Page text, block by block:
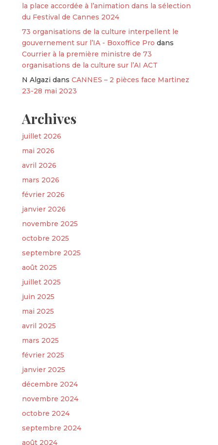
la place accordée à l’animation dans la sélection
du Festival de Cannes 2024
73 organisations de la culture interpellent le
gouvernement sur l’IA - Boxoffice Pro dans
Courrier à la première ministre de 73
organisations de la culture sur l’AI ACT
N Algazi dans CANNES – 2 pièces face Martinez
23-28 mai 2023
Archives
juillet 2026
mai 2026
avril 2026
mars 2026
février 2026
janvier 2026
novembre 2025
octobre 2025
septembre 2025
août 2025
juillet 2025
juin 2025
mai 2025
avril 2025
mars 2025
février 2025
janvier 2025
décembre 2024
novembre 2024
octobre 2024
septembre 2024
août 2024